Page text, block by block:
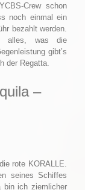
Crew schon
noch einmal ein
bezahlt werden.
alles, was die
gibt’s
der Regatta.
–
rote KORALLE.
seines Schiffes
bin ich ziemlicher